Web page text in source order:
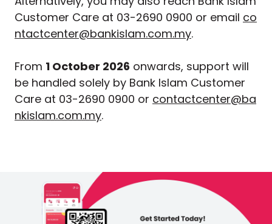
Customer Care at 03-2690 0900 or email co
ntactcenter@bankislam.com.my.
From 1 October 2026 onwards, support will
be handled solely by Bank Islam Customer
Care at 03-2690 0900 or contactcenter@ba
nkislam.com.my.